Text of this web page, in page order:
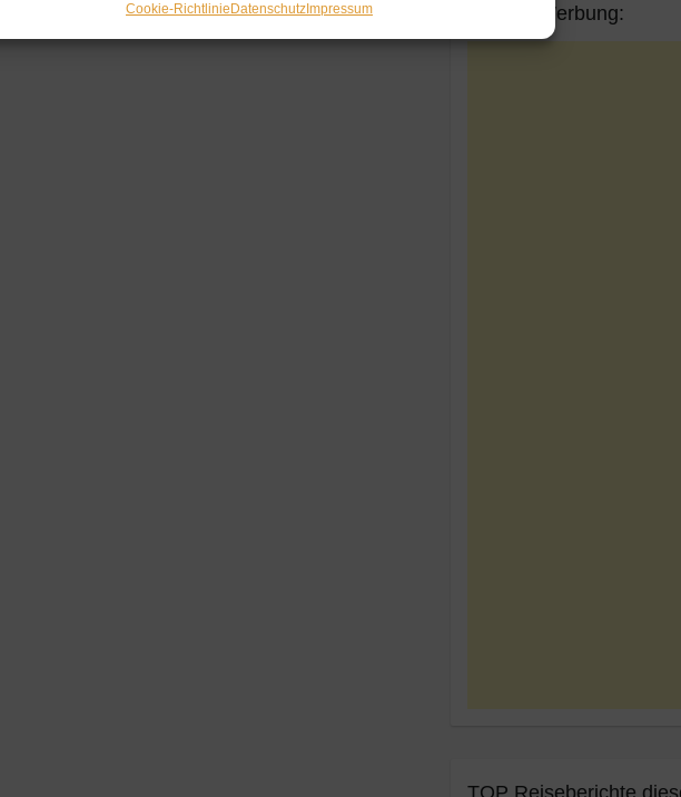
Cookie-Richtlinie DatenschutzImpressum Google Werbung:
TOP Reiseberichte